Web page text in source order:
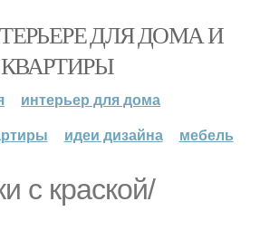
ДЛЯ ДОМА И
КВАРТИРЫ
интерьер для дома
идеи дизайна мебель
с краской/